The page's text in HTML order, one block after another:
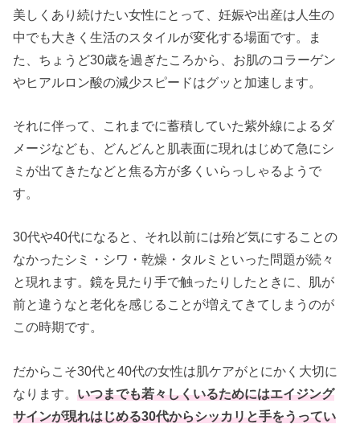
美しくあり続けたい女性にとって、妊娠や出産は人生の
中でも大きく生活のスタイルが変化する場面です。ま
た、ちょうど30歳を過ぎたころから、お肌のコラーゲン
やヒアルロン酸の減少スピードはグッと加速します。
それに伴って、これまでに蓄積していた紫外線によるダ
メージなども、どんどんと肌表面に現れはじめて急にシ
ミが出てきたなどと焦る方が多くいらっしゃるようで
す。
30代や40代になると、それ以前には殆ど気にすることの
なかったシミ・シワ・乾燥・タルミといった問題が続々
と現れます。鏡を見たり手で触ったりしたときに、肌が
前と違うなと老化を感じることが増えてきてしまうのが
この時期です。
だからこそ30代と40代の女性は肌ケアがとにかく大切に
なります。いつまでも若々しくいるためにはエイジング
サインが現れはじめる30代からシッカリと手をうってい